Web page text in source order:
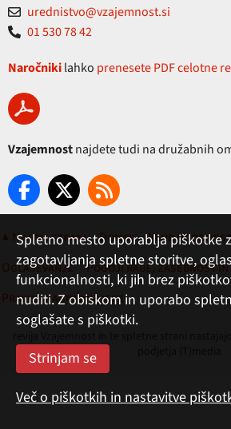
urednistvo@vzajemnost.si
01 530 78 42
Naročnikilahko prenesete PDF celotne
Vzajemnostnajdete tudi na družabnih
▲ Na vrh strani Domov Klub ugodnosti
Oglaševanje
Pogoji rabe, zasebnost
Pravila nagradne igre
Spletno mesto uporablja piškotke
zagotavljanja spletne storitve,
funkcionalnosti, ki jih brez
nuditi. Z obiskom in uporabo
soglašate s piškotki.
Več o piškotkih in nastavitve